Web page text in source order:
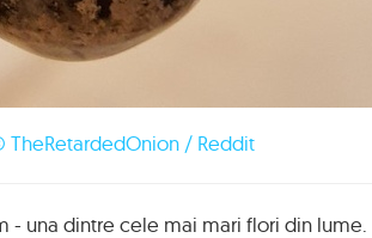
TheRetardedOnion / Reddit
- una dintre cele mai mari flori din lume.